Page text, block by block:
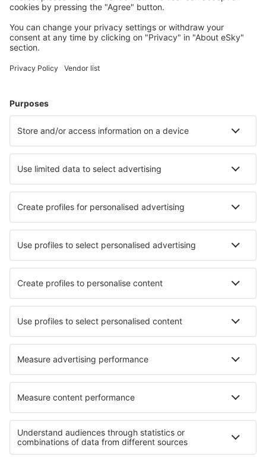
Naplánujte si cestu
Letenky
Ubytování
Let+Hotel
Hotely
Transfery
Sportovní události
Přečtěte si více
Garance nejnižší ceny
Mobilní aplikace
Letecké společnosti
Ryanair
Wizz Air
easyJet
Lufthansa
KLM
O eSky
Všeobecné podmínky
Moje rezervace
Politika ochrany soukromí
Podpora a kontakt